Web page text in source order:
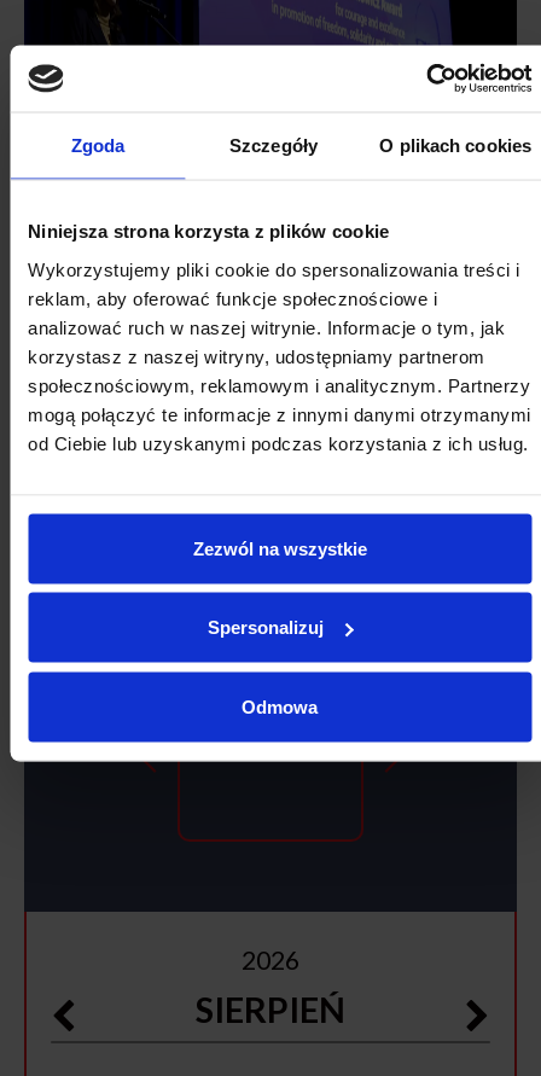
Zgoda Szczegóły O plikach cookies
Niniejsza strona korzysta z plików cookie
Wykorzystujemy pliki cookie do spersonalizowania treści i
reklam, aby oferować funkcje społecznościowe i
analizować ruch w naszej witrynie. Informacje o tym, jak
korzystasz z naszej witryny, udostępniamy partnerom
społecznościowym, reklamowym i analitycznym. Partnerzy
mogą połączyć te informacje z innymi danymi otrzymanymi
od Ciebie lub uzyskanymi podczas korzystania z ich usług.
Zezwól na wszystkie
Spersonalizuj
Odmowa
Więcej informacji
KALENDARZ WYDARZEŃ
SIERPNIA
2026
SIERPIEŃ